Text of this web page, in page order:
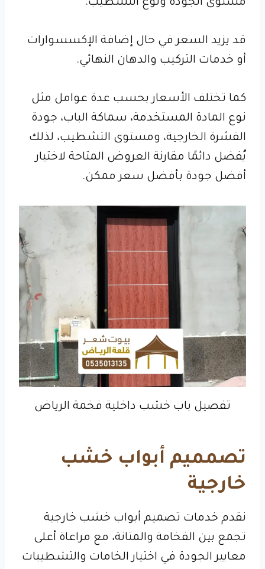
مستوى الجودة ونوع التشطيب.
قد يزيد السعر في حال إضافة الإكسسوارات
أو خدمات التركيب والدهان النهائي.
كما تختلف الأسعار بحسب عدة عوامل مثل
نوع المادة المستخدمة، سماكة الباب، جودة
القشرة الخارجية، ومستوى التشطيب، لذلك
يُفضل دائمًا مقارنة العروض المتاحة لاختيار
أفضل جودة بأفضل سعر ممكن.
تفصيل باب خشب داخلية فخمة الرياض
تصمميم أبواب خشب
خارجية
نقدم خدمات تصميم أبواب خشب خارجية
تجمع بين الفخامة والمتانة، مع مراعاة أعلى
معايير الجودة في اختيار الخامات والتشطيبات